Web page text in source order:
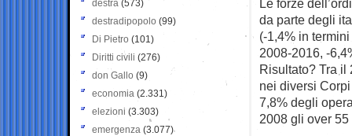
Le forze
da parte degli
(-1,4% in
2008-2016, -
Risultato? Tra il
nei diversi
7,8% degli
2008 gli over 55
destra (573)
destradipopolo (99)
Di Pietro (101)
Diritti civili (276)
don Gallo (9)
economia (2.331)
elezioni (3.303)
emergenza (3.077)